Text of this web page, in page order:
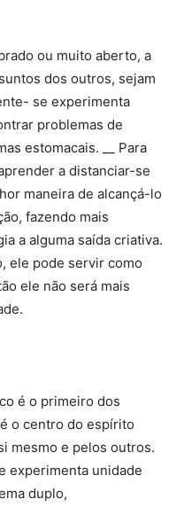
ou muito aberto, a
dos outros, sejam
se experimenta
problemas de
estomacais. __ Para
a distanciar-se
maneira de alcançá-lo
fazendo mais
a alguma saída criativa.
ele pode servir como
ele não será mais
é o primeiro dos
o centro do espírito
mesmo e pelos outros.
experimenta unidade
duplo,